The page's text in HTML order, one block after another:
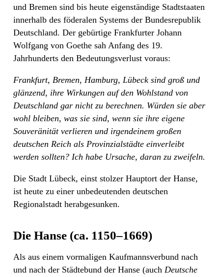
und Bremen sind bis heute eigenständige Stadtstaaten
innerhalb des föderalen Systems der Bundesrepublik
Deutschland. Der gebürtige Frankfurter Johann
Wolfgang von Goethe sah Anfang des 19.
Jahrhunderts den Bedeutungsverlust voraus:
Frankfurt, Bremen, Hamburg, Lübeck sind groß und
glänzend, ihre Wirkungen auf den Wohlstand von
Deutschland gar nicht zu berechnen. Würden sie aber
wohl bleiben, was sie sind, wenn sie ihre eigene
Souveränität verlieren und irgendeinem großen
deutschen Reich als Provinzialstädte einverleibt
werden sollten? Ich habe Ursache, daran zu zweifeln.
Die Stadt Lübeck, einst stolzer Hauptort der Hanse,
ist heute zu einer unbedeutenden deutschen
Regionalstadt herabgesunken.
Die Hanse (ca. 1150–1669)
Als aus einem vormaligen Kaufmannsverbund nach
und nach der Städtebund der Hanse (auch Deutsche